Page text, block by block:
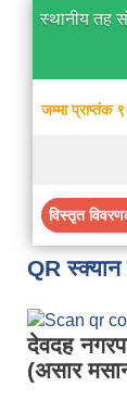
स्थानीय तह
जम्मा प्राप्तंक
विस्तृत
QR स्क्यान
देवदह
(असार